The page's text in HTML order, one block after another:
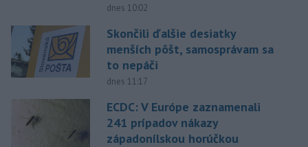
dnes 10:02
Skončili ďalšie desiatky
menších pôšt, samosprávam sa
to nepáči
dnes 11:17
ECDC: V Európe zaznamenali
241 prípadov nákazy
západonílskou horúčkou